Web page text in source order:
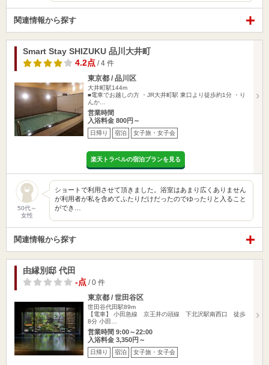
関連情報から探す
Smart Stay SHIZUKU 品川大井町
4.2点 / 4 件
東京都 / 品川区
大井町駅144m
■電車でお越しの方 ・JR大井町駅 東口より徒歩約1分 ・り
んか…
営業時間
入浴料金 800円～
日帰り 宿泊 女子旅・女子会
楽天トラベルの宿泊プランを見る
50代～
女性
ショートで利用させて頂きました。浴室はあまり広くありません
が利用者が私を含めてふたりだけだったのでゆったりと入ること
ができ…
関連情報から探す
由縁別邸 代田
-点 / 0 件
東京都 / 世田谷区
世田谷代田駅89m
【電車】 小田急線 京王井の頭線 下北沢駅南西口 徒歩
8分 小田…
営業時間 9:00～22:00
入浴料金 3,350円～
日帰り 宿泊 女子旅・女子会